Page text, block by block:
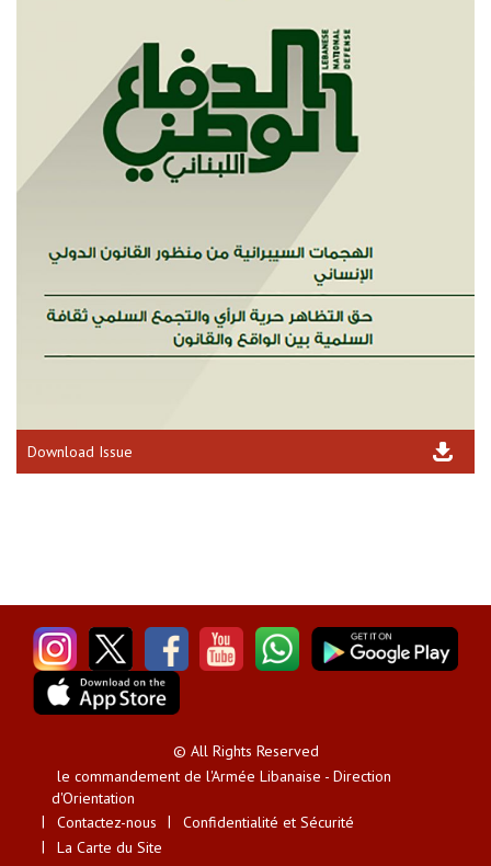
Download Issue
© All Rights Reserved
le commandement de l'Armée Libanaise - Direction
d'Orientation
Contactez-nous
Confidentialité et Sécurité
La Carte du Site